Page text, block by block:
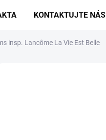
KONTAKTUJTE NÁS
insp. Lancôme La Vie Est Belle